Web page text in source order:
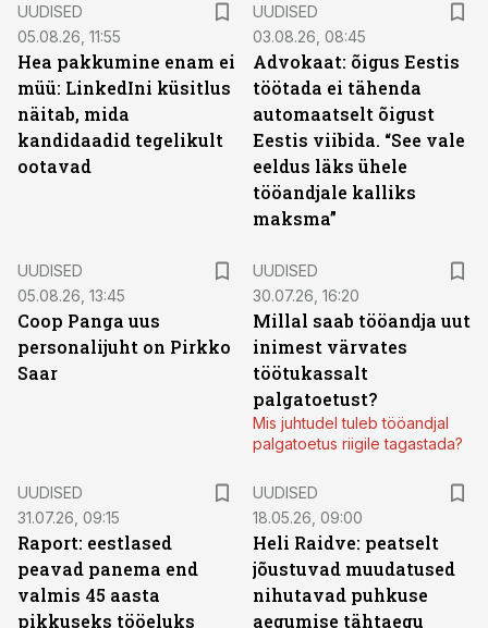
UUDISED
05.08.26, 11:55
Hea pakkumine enam ei
müü: LinkedIni küsitlus
näitab, mida
kandidaadid tegelikult
ootavad
UUDISED
03.08.26, 08:45
Advokaat: õigus Eestis
töötada ei tähenda
automaatselt õigust
Eestis viibida. “See vale
eeldus läks ühele
tööandjale kalliks
maksma”
UUDISED
05.08.26, 13:45
Coop Panga uus
personalijuht on Pirkko
Saar
UUDISED
30.07.26, 16:20
Millal saab tööandja uut
inimest värvates
töötukassalt
palgatoetust?
Mis juhtudel tuleb tööandjal
palgatoetus riigile tagastada?
UUDISED
31.07.26, 09:15
Raport: eestlased
peavad panema end
valmis 45 aasta
pikkuseks tööeluks
UUDISED
18.05.26, 09:00
Heli Raidve: peatselt
jõustuvad muudatused
nihutavad puhkuse
aegumise tähtaegu